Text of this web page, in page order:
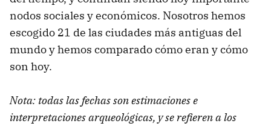
nodos sociales y económicos. Nosotros hemos
escogido 21 de las ciudades más antiguas del
mundo y hemos comparado cómo eran y cómo
son hoy.
Nota: todas las fechas son estimaciones e
interpretaciones arqueológicas, y se refieren a los